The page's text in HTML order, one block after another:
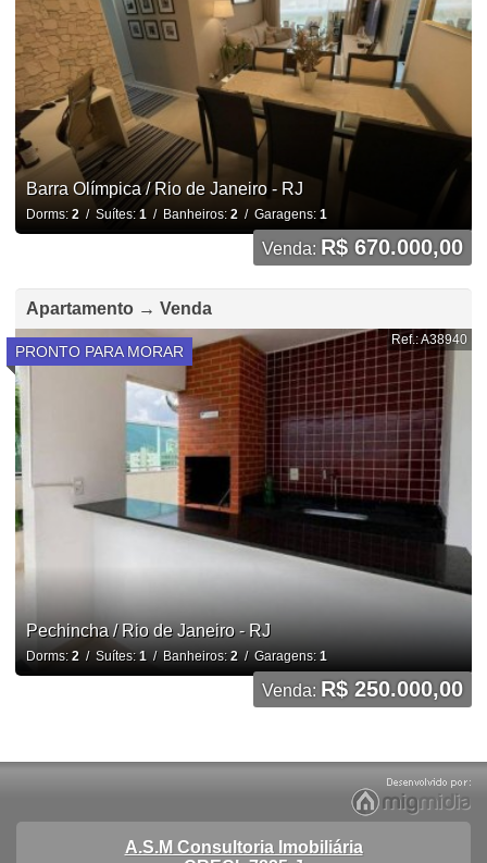
Barra Olímpica / Rio de Janeiro - RJ
Dorms: 2/ Suítes: 1 / Banheiros: 2/ Garagens: 1
Venda: R$ 670.000,00
Apartamento → Venda
PRONTO PARA MORAR
Ref.: A38940
Pechincha / Rio de Janeiro - RJ
Dorms: 2/ Suítes:1/ Banheiros: 2/ Garagens: 1
Venda: R$ 250.000,00
A.S.M Consultoria Imobiliária